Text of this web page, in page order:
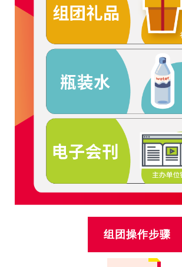
组团操作步骤